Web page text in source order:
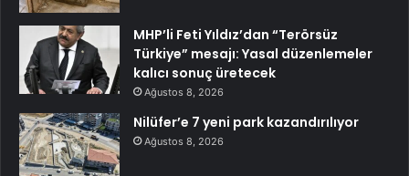
MHP’li Feti Yıldız’dan “Terörsüz
Türkiye” mesajı: Yasal düzenlemeler
kalıcı sonuç üretecek
Ağustos 8, 2026
Nilüfer’e 7 yeni park kazandırılıyor
Ağustos 8, 2026